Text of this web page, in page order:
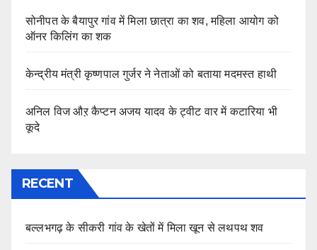
सोनीपत के बैयापुर गांव में मिला छात्रा का शव, महिला आयोग को
ऑनर किलिंग का शक
केन्द्रीय मंत्री कृष्णपाल गुर्जर ने नेताओं को बताया मदमस्त हाथी
अनिल विज औऱ कैप्टन अजय यादव के ट्वीट वार में कटारिया भी
कूदे
RECENT
बल्लभगढ़ के सीकरी गांव के खेतों में मिला खून से लथपथ शव